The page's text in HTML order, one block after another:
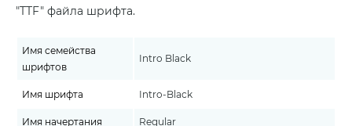
"TTF" файла шрифта.
Имя семейства
шрифтов
Intro Black
Имя шрифта Intro-Black
Имя начертания Regular